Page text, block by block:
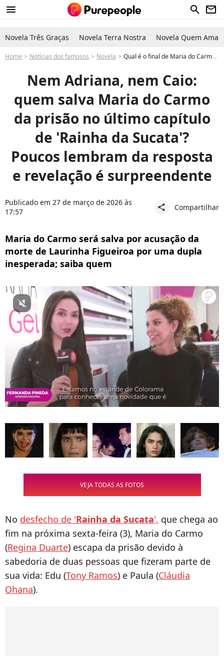
menu search newsletter
Novela Três Graças Novela Terra Nostra Novela Quem Ama
Home Notícias dos famosos Novela Qual é o final de Maria do Carmo na novela 'Rainha da Sucata? Papel de Regina Duarte é salva da prisão por Tony Ramos e Claudia Ohana; dupla acaba com acusação de morte de Laurinha Figueiroa
Nem Adriana, nem Caio:
quem salva Maria do Carmo
da prisão no último capítulo
de 'Rainha da Sucata'?
Poucos lembram da resposta
e revelação é surpreendente
Publicado em 27 de março de 2026 às
17:57
share Compartilhar
Maria do Carmo será salva por acusação da
morte de Laurinha Figueiroa por uma dupla
inesperada; saiba quem
VEJA TODAS AS FOTOS
No desfecho de 'Rainha da Sucata', que chega ao
fim na próxima sexta-feira (3), Maria do Carmo
(Regina Duarte) escapa da prisão devido à
sabedoria de duas pessoas que fizeram parte de
sua vida: Edu (Tony Ramos) e Paula (Cláudia
Ohana).